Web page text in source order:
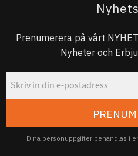
Prenumerera på vårt
Nyheter och
Dina personuppgifter behandlas i